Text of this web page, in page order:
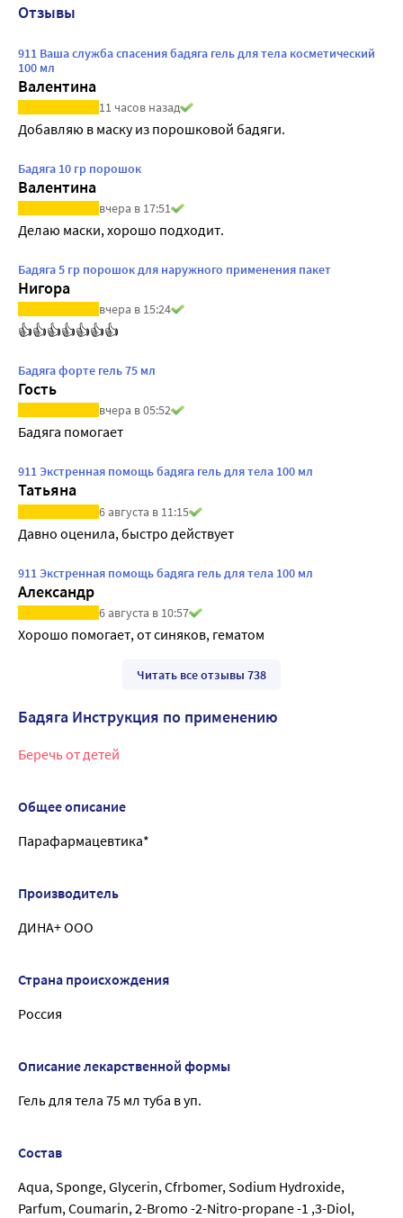
Отзывы
911 Ваша служба спасения бадяга гель для тела косметический
100 мл
Валентина
11 часов назад
Добавляю в маску из порошковой бадяги.
Бадяга 10 гр порошок
Валентина
вчера в 17:51
Делаю маски, хорошо подходит.
Бадяга 5 гр порошок для наружного применения пакет
Нигора
вчера в 15:24
👍👍👍👍👍👍👍
Бадяга форте гель 75 мл
Гость
вчера в 05:52
Бадяга помогает
911 Экстренная помощь бадяга гель для тела 100 мл
Татьяна
6 августа в 11:15
Давно оценила, быстро действует
911 Экстренная помощь бадяга гель для тела 100 мл
Александр
6 августа в 10:57
Хорошо помогает, от синяков, гематом
Читать все отзывы 738
Бадяга Инструкция по применению
Беречь от детей
Общее описание
Парафармацевтика*
Производитель
ДИНА+ ООО
Страна происхождения
Россия
Описание лекарственной формы
Гель для тела 75 мл туба в уп.
Состав
Aqua, Sponge, Glycerin, Cfrbomer, Sodium Hydroxide,
Parfum, Coumarin, 2-Bromo -2-Nitro-propane -1 ,3-Diol,